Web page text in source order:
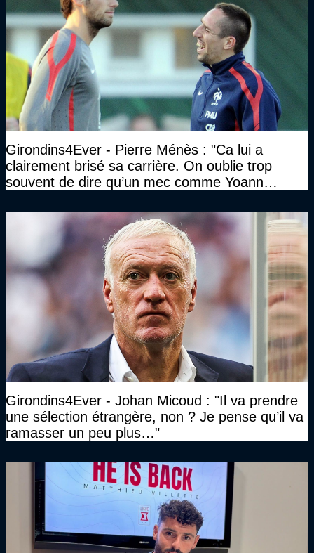
Girondins4Ever - Pierre Ménès : "Ca lui a
clairement brisé sa carrière. On oublie trop
souvent de dire qu’un mec comme Yoann
Girondins4Ever - Johan Micoud : "Il va prendre
une sélection étrangère, non ? Je pense qu’il va
ramasser un peu plus…"